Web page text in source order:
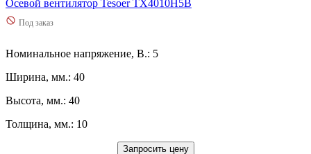
Осевой вентилятор Tesoer TX4010H5B
Под заказ
Номинальное напряжение, В.: 5
Ширина, мм.: 40
Высота, мм.: 40
Толщина, мм.: 10
Запросить цену